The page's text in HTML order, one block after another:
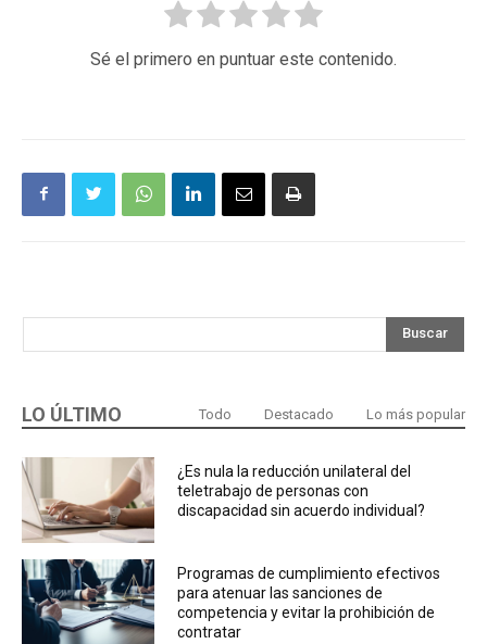
Sé el primero en puntuar este contenido.
Buscar
LO ÚLTIMO Todo Destacado Lo más popular
¿Es nula la reducción unilateral del
teletrabajo de personas con
discapacidad sin acuerdo individual?
Programas de cumplimiento efectivos
para atenuar las sanciones de
competencia y evitar la prohibición de
contratar